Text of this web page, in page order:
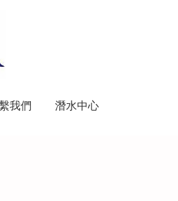
我們 潛水中心